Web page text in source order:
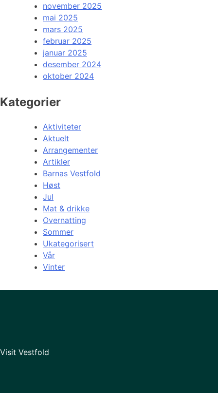
november 2025
mai 2025
mars 2025
februar 2025
januar 2025
desember 2024
oktober 2024
Kategorier
Aktiviteter
Aktuelt
Arrangementer
Artikler
Barnas Vestfold
Høst
Jul
Mat & drikke
Overnatting
Sommer
Ukategorisert
Vår
Vinter
Visit Vestfold